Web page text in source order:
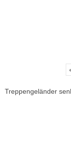
Treppengeländer